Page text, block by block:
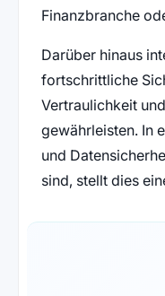
Finanzbranche
Darüber hinaus
fortschrittliche
Vertraulichkeit
gewährleisten. In
und
sind, stellt dies